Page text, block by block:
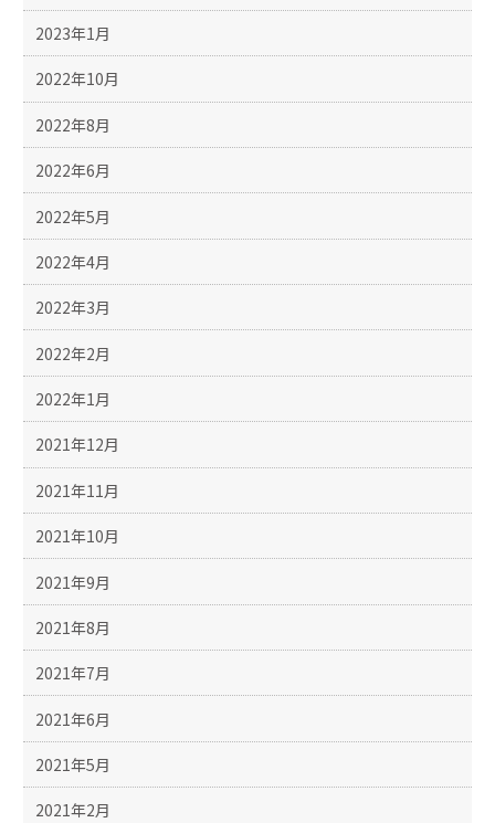
2023年1月
2022年10月
2022年8月
2022年6月
2022年5月
2022年4月
2022年3月
2022年2月
2022年1月
2021年12月
2021年11月
2021年10月
2021年9月
2021年8月
2021年7月
2021年6月
2021年5月
2021年2月